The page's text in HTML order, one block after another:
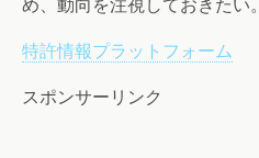
め、動向を注視しておきたい。
特許情報プラットフォーム
スポンサーリンク